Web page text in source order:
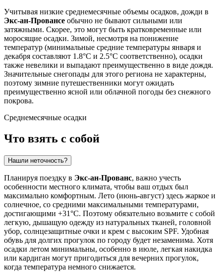
Учитывая низкие среднемесячные объемы осадков, дожди в
Экс-ан-Провансе обычно не бывают сильными или
затяжными. Скорее, это могут быть кратковременные или
моросящие осадки. Зимой, несмотря на понижение
температур (минимальные средние температуры января и
декабря составляют 1.8°C и 2.5°C соответственно), осадки
также невелики и выпадают преимущественно в виде дождя.
Значительные снегопады для этого региона не характерны,
поэтому зимние путешественники могут ожидать
преимущественно ясной или облачной погоды без снежного
покрова.
Среднемесячные осадки
Что взять с собой
Нашли неточность?
Планируя поездку в Экс-ан-Прованс, важно учесть
особенности местного климата, чтобы ваш отдых был
максимально комфортным. Лето (июнь-август) здесь жаркое и
солнечное, со средними максимальными температурами,
достигающими +31°C. Поэтому обязательно возьмите с собой
легкую, дышащую одежду из натуральных тканей, головной
убор, солнцезащитные очки и крем с высоким SPF. Удобная
обувь для долгих прогулок по городу будет незаменима. Хотя
осадки летом минимальны, особенно в июле, легкая накидка
или кардиган могут пригодиться для вечерних прогулок,
когда температура немного снижается.